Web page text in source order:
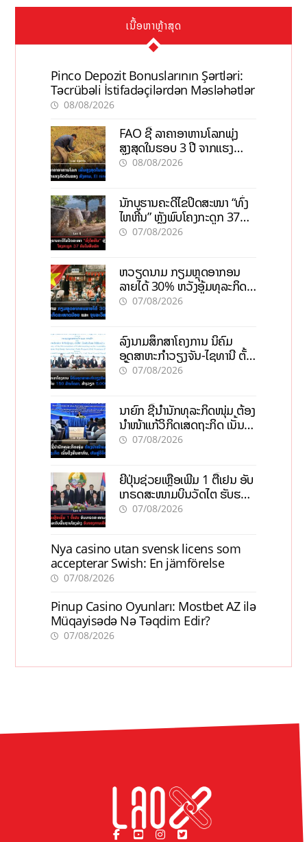
ເນື້ອຫາຫຼ້າສຸດ
Pinco Depozit Bonuslarının Şərtləri:
Təcrübəli İstifadəçilərdən Məsləhətlər
08/08/2026
FAO ຊີ້ ລາຄາອາຫານໂລກພຸ່ງ
ສູງສຸດໃນຮອບ 3 ປີ ຈາກແຮງ
ກົດດັນຂອງສົງຄາມ, El nino
08/08/2026
ນັກບູຮານຄະດີໄຂປິດສະໜາ “ທົ່ງ
ໄຫຫີນ” ຫຼັງພົບໂຄງກະດູກ 37
ຄົນໃນຫີນຍັກ
07/08/2026
ຫວຽດນາມ ກຽມຫຼຸດອາກອນ
ລາຍໄດ້ 30% ຫວັງອູ້ມທຸລະກິດ
ຂະໜາດນ້ອຍ ແລະ ຈຸນລະ
07/08/2026
ລົງນາມສຶກສາໂຄງການ ນິຄົມ
ອຸດສາຫະກຳວຽງຈັນ-ໄຊທານີ ຕັ້ງ
ເປົ້າດຶງທຶນ 150 ລ້ານໂດລາ, ສ້າງ
07/08/2026
ນາຍົກ ຊີ້ນຳນັກທຸລະກິດໜຸ່ມ ຕ້ອງ
ນຳໜ້າແກ້ວິກິດເສດຖະກິດ ເນັ້ນດຶງ
ທຶນສາກົນ, ຫັນສູ່ດິຈິຕອນ
07/08/2026
ຍີ່ປຸ່ນຊ່ວຍເຫຼືອເພີ່ມ 1 ຕື້ເຢນ ອັບ
ເກຣດສະໜາມບິນວັດໄຕ ຮັບຮອງ
ການເຕີບໂຕ
07/08/2026
Nya casino utan svensk licens som
accepterar Swish: En jämförelse
07/08/2026
Pinup Casino Oyunları: Mostbet AZ ilə
Müqayisədə Nə Təqdim Edir?
07/08/2026